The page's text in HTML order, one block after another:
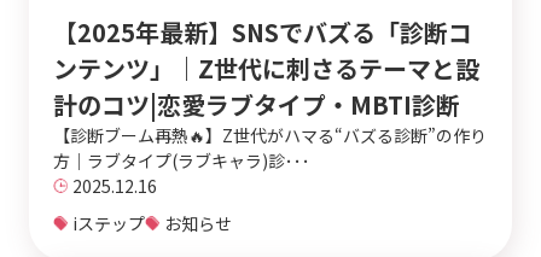
【2025年最新】SNSでバズる「診断コ
ンテンツ」｜Z世代に刺さるテーマと設
計のコツ|恋愛ラブタイプ・MBTI診断
【診断ブーム再熱🔥】Z世代がハマる“バズる診断”の作り
方｜ラブタイプ(ラブキャラ)診･･･
2025.12.16
iステップ
お知らせ